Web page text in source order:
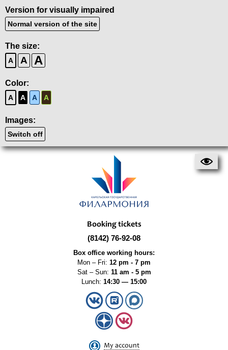
Version for visually impaired
Normal version of the site
The size:
A A A
Color:
A A A A
Images:
Switch off
Booking tickets
(8142) 76-92-08
Box office working hours:
Mon – Fri: 12 pm - 7 pm
Sat – Sun: 11 am - 5 pm
Lunch: 14:30 — 15:00
My account